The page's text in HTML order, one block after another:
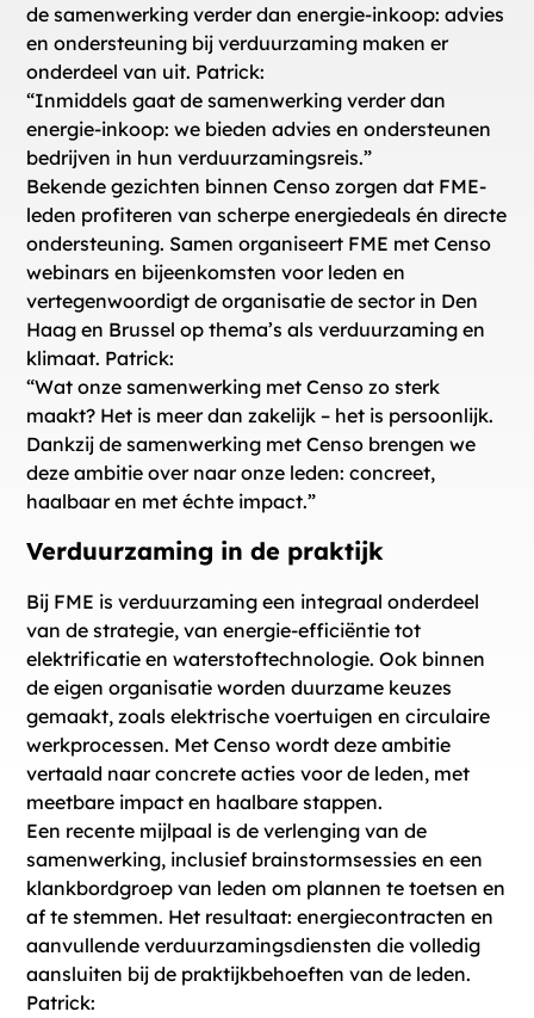
de samenwerking verder dan energie-inkoop: advies
en ondersteuning bij verduurzaming maken er
onderdeel van uit. Patrick:
“Inmiddels gaat de samenwerking verder dan
energie-inkoop: we bieden advies en ondersteunen
bedrijven in hun verduurzamingsreis.”
Bekende gezichten binnen Censo zorgen dat FME-
leden profiteren van scherpe energiedeals én directe
ondersteuning. Samen organiseert FME met Censo
webinars en bijeenkomsten voor leden en
vertegenwoordigt de organisatie de sector in Den
Haag en Brussel op thema’s als verduurzaming en
klimaat. Patrick:
“Wat onze samenwerking met Censo zo sterk
maakt? Het is meer dan zakelijk – het is persoonlijk.
Dankzij de samenwerking met Censo brengen we
deze ambitie over naar onze leden: concreet,
haalbaar en met échte impact.”
Verduurzaming in de praktijk
Bij FME is verduurzaming een integraal onderdeel
van de strategie, van energie-efficiëntie tot
elektrificatie en waterstoftechnologie. Ook binnen
de eigen organisatie worden duurzame keuzes
gemaakt, zoals elektrische voertuigen en circulaire
werkprocessen. Met Censo wordt deze ambitie
vertaald naar concrete acties voor de leden, met
meetbare impact en haalbare stappen.
Een recente mijlpaal is de verlenging van de
samenwerking, inclusief brainstormsessies en een
klankbordgroep van leden om plannen te toetsen en
af te stemmen. Het resultaat: energiecontracten en
aanvullende verduurzamingsdiensten die volledig
aansluiten bij de praktijkbehoeften van de leden.
Patrick: